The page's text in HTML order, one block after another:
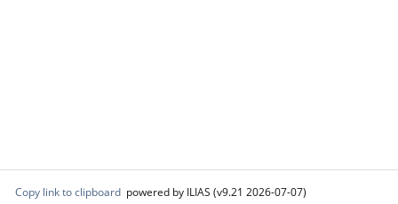
Copy link to clipboard powered by ILIAS (v9.21 2026-07-07)